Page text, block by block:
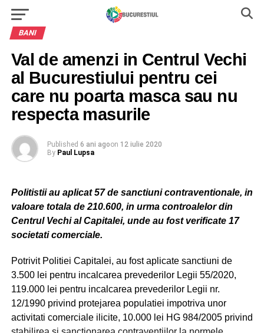
BANI
Val de amenzi in Centrul Vechi
al Bucurestiului pentru cei
care nu poarta masca sau nu
respecta masurile
Published 6 ani agoon 12 iulie 2020
By Paul Lupsa
Politistii au aplicat 57 de sanctiuni contraventionale, in
valoare totala de 210.600, in urma controalelor din
Centrul Vechi al Capitalei, unde au fost verificate 17
societati comerciale.
Potrivit Politiei Capitalei, au fost aplicate sanctiuni de
3.500 lei pentru incalcarea prevederilor Legii 55/2020,
119.000 lei pentru incalcarea prevederilor Legii nr.
12/1990 privind protejarea populatiei impotriva unor
activitati comerciale ilicite, 10.000 lei HG 984/2005 privind